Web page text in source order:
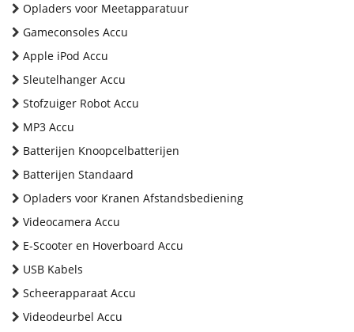
Opladers voor Meetapparatuur
Gameconsoles Accu
Apple iPod Accu
Sleutelhanger Accu
Stofzuiger Robot Accu
MP3 Accu
Batterijen Knoopcelbatterijen
Batterijen Standaard
Opladers voor Kranen Afstandsbediening
Videocamera Accu
E-Scooter en Hoverboard Accu
USB Kabels
Scheerapparaat Accu
Videodeurbel Accu